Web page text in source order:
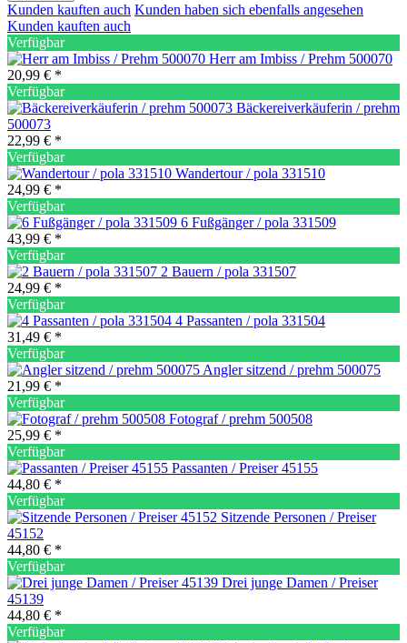
Kunden kauften auch Kunden haben sich ebenfalls angesehen
Kunden kauften auch
Verfügbar
Herr am Imbiss / Prehm 500070
20,99 € *
Verfügbar
Bäckereiverkäuferin / prehm
500073
22,99 € *
Verfügbar
Wandertour / pola 331510
24,99 € *
Verfügbar
6 Fußgänger / pola 331509
43,99 € *
Verfügbar
2 Bauern / pola 331507
24,99 € *
Verfügbar
4 Passanten / pola 331504
31,49 € *
Verfügbar
Angler sitzend / prehm 500075
21,99 € *
Verfügbar
Fotograf / prehm 500508
25,99 € *
Verfügbar
Passanten / Preiser 45155
44,80 € *
Verfügbar
Sitzende Personen / Preiser
45152
44,80 € *
Verfügbar
Drei junge Damen / Preiser
45139
44,80 € *
Verfügbar